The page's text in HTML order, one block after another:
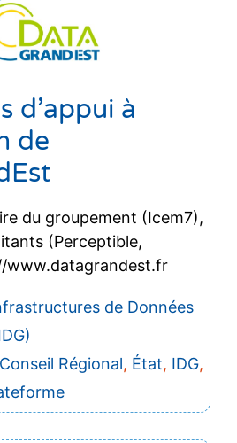
d’appui à
de
du groupement (Icem7),
(Perceptible,
www.datagrandest.fr
de Données
Conseil Régional, État, IDG,